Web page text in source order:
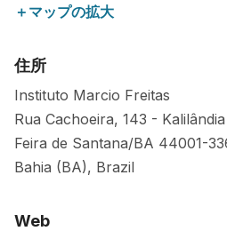
＋マップの拡大
住所
Instituto Marcio Freitas
Rua Cachoeira, 143 -
Feira de Santana/BA 44001-
Bahia (BA), Brazil
Web